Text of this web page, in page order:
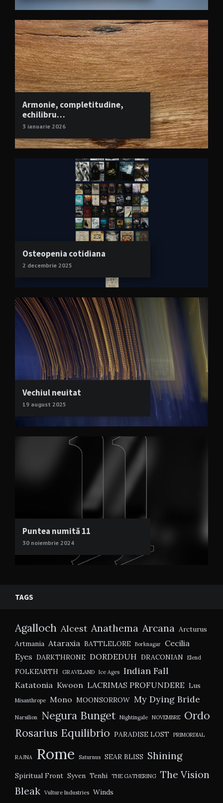
Armonie, completitudine,
echilibru…
3 ianuarie 2026
Osteopenia cotidiana
2 decembrie 2025
Vechiul neuitat
19 august 2025
Puntea numită 11
30 noiembrie 2024
TAGS
Agalloch Alcest Anathema Arcana Arcturus
Artmania Ataraxia BATTLELORE Borknagar
Cecilia
Eyes DARKTHRONE DORDEDUH DRACONIAN Elend
FOLKEARTH GRAVELAND Ice Ages Indian Fall
Katatonia Kwoon LACRIMAS PROFUNDERE Lus
Misanthrope Mono MOONSORROW My Dying Bride
Narsilion Negura Bunget Nightingale NOVEMBRE
Ordo
Rosarius Equilibrio PARADISE LOST PRIMORDIAL
RAJNA Rome Saturnus SEAR BLISS Shining
Spiritual Front Syven Tenhi THE GATHERING The Vision
Bleak Vulture Industries Winds